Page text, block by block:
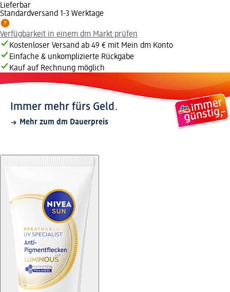
Lieferbar
Standardversand 1-3 Werktage
Verfügbarkeit in einem dm Markt prüfen
Kostenloser Versand ab 49 € mit Mein dm Konto
Einfache & unkomplizierte Rückgabe
Kauf auf Rechnung möglich
Immer mehr fürs Geld.
Mehr zum dm Dauerpreis